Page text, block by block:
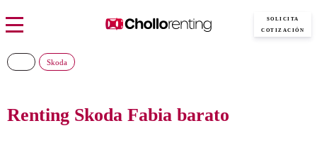
SOLICITA
COTIZACIÓN
Renting Skoda Fabia barato
Skoda